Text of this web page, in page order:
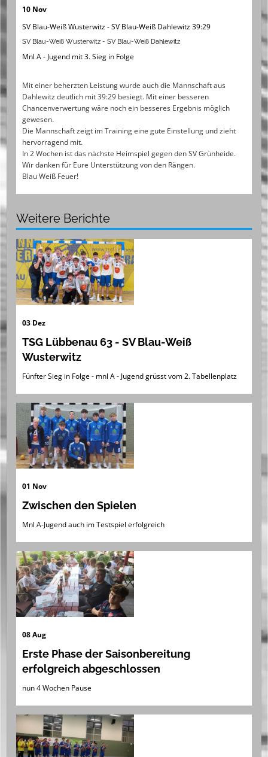
10 Nov
SV Blau-Weiß Wusterwitz - SV Blau-Weiß Dahlewitz 39:29
SV Blau-Weiß Wusterwitz - SV Blau-Weiß Dahlewitz
Mnl A - Jugend mit 3. Sieg in Folge
Mit einer beherzten Leistung wurde auch die Mannschaft aus
Dahlewitz deutlich mit 39:29 besiegt. Mit einer besseren
Chancenverwertung wäre noch ein besseres Ergebnis möglich
gewesen.
Die Mannschaft zeigt im Training eine gute Einstellung und zieht
hervorragend mit.
In 2 Wochen ist das nächste Heimspiel gegen den SV Grünheide.
Wir danken für Eure Unterstützung von den Rängen.
Blau Weiß Feuer!
Weitere Berichte
03 Dez
TSG Lübbenau 63 - SV Blau-Weiß
Wusterwitz
Fünfter Sieg in Folge - mnl A - Jugend grüsst vom 2. Tabellenplatz
01 Nov
Zwischen den Spielen
Mnl A-Jugend auch im Testspiel erfolgreich
08 Aug
Erste Phase der Saisonbereitung
erfolgreich abgeschlossen
nun 4 Wochen Pause